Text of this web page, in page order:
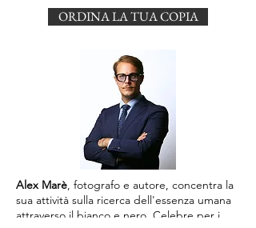
ORDINA LA TUA COPIA
Alex Marè, fotografo e autore, concentra la
sua attività sulla ricerca dell'essenza umana
attraverso il bianco e nero. Celebre per i